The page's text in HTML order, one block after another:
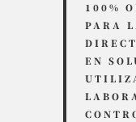
100%
PARA
EN